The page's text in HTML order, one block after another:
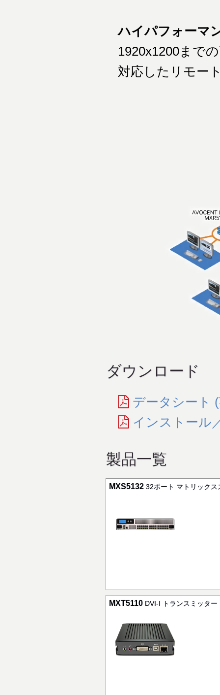
ハイパフォーマ
1920x1200まで
対応したリモー
ダウンロード
データシート
インストール
製品一覧
MXS5132 32ポート マトリックス
MXT5110 DVI-I トランスミッター